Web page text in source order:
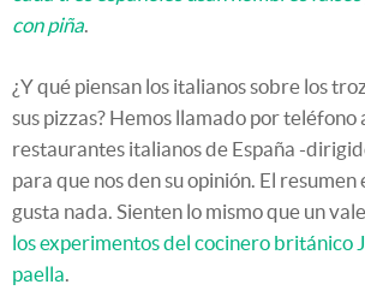
con piña
¿Y qué piensan los italianos sobre los
sus pizzas? Hemos llamado por teléfono
restaurantes italianos de España -
para que nos den su opinión. El resumen
gusta nada. Sienten lo mismo que un
los experimentos del cocinero británico
paella